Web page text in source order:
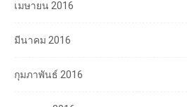
เมษายน 2016
มีนาคม 2016
กุมภาพันธ์ 2016